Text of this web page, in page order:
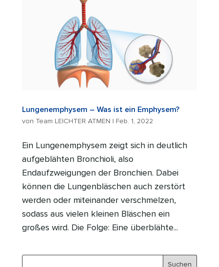
Lungenemphysem – Was ist ein Emphysem?
von Team LEICHTER ATMEN | Feb. 1, 2022
Ein Lungenemphysem zeigt sich in deutlich
aufgeblähten Bronchioli, also
Endaufzweigungen der Bronchien. Dabei
können die Lungenbläschen auch zerstört
werden oder miteinander verschmelzen,
sodass aus vielen kleinen Bläschen ein
großes wird. Die Folge: Eine überblähte...